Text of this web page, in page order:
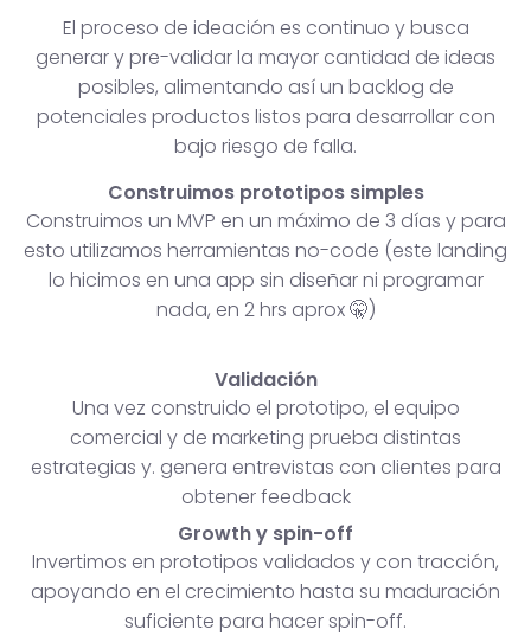
El proceso de ideación es continuo y busca
generar y pre-validar la mayor cantidad de ideas
posibles, alimentando así un backlog de
potenciales productos listos para desarrollar con
bajo riesgo de falla.
Construimos prototipos simples
Construimos un MVP en un máximo de 3 días y para
esto utilizamos herramientas no-code (este landing
lo hicimos en una app sin diseñar ni programar
nada, en 2 hrs aprox 🤫)
Validación
Una vez construido el prototipo, el equipo
comercial y de marketing prueba distintas
estrategias y. genera entrevistas con clientes para
obtener feedback
Growth y spin-off
Invertimos en prototipos validados y con tracción,
apoyando en el crecimiento hasta su maduración
suficiente para hacer spin-off.